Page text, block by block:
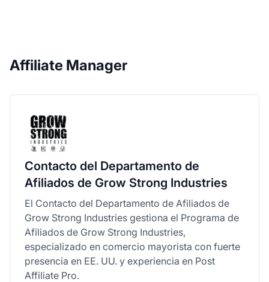
Affiliate Manager
Contacto del Departamento de
Afiliados de Grow Strong Industries
El Contacto del Departamento de Afiliados de
Grow Strong Industries gestiona el Programa de
Afiliados de Grow Strong Industries,
especializado en comercio mayorista con fuerte
presencia en EE. UU. y experiencia en Post
Affiliate Pro.